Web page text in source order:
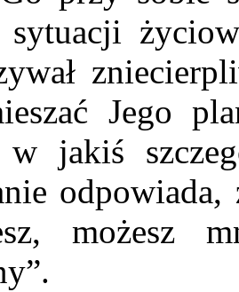
sytuacji
Jego
jakiś
możesz